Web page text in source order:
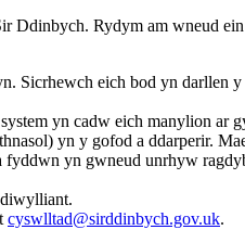
Rydym am wneud
eich bod yn darllen
yn cadw eich manylion ar
yn y gofod a ddarperir.
yn gwneud unrhyw
cyswlltad@sirddinbych.gov.uk.